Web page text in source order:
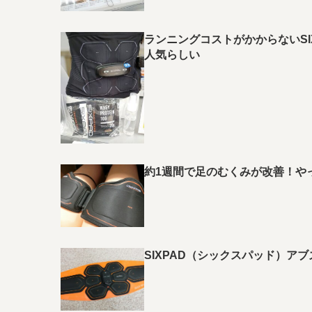
ランニングコストがかからない
人気らしい
約1週間で足のむくみが改善！や
SIXPAD（シックスパッド）ア